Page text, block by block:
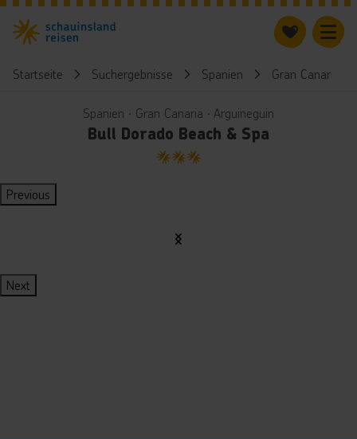
Startseite Suchergebnisse Spanien Gran Canaria
Spanien ∙ Gran Canaria ∙ Arguineguin
Bull Dorado Beach & Spa
3
Previous
Next